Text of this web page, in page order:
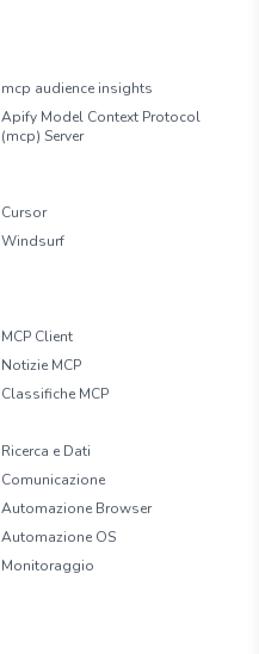
mcp audience insights
Apify Model Context Protocol
(mcp) Server
Cursor
Windsurf
MCP Client
Notizie MCP
Classifiche MCP
Ricerca e Dati
Comunicazione
Automazione Browser
Automazione OS
Monitoraggio